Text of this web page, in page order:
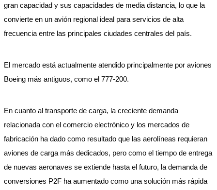
gran capacidad y sus capacidades de media distancia, lo que la
convierte en un avión regional ideal para servicios de alta
frecuencia entre las principales ciudades centrales del país.
El mercado está actualmente atendido principalmente por aviones
Boeing más antiguos, como el 777-200.
En cuanto al transporte de carga, la creciente demanda
relacionada con el comercio electrónico y los mercados de
fabricación ha dado como resultado que las aerolíneas requieran
aviones de carga más dedicados, pero como el tiempo de entrega
de nuevas aeronaves se extiende hasta el futuro, la demanda de
conversiones P2F ha aumentado como una solución más rápida